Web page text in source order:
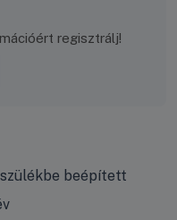
regisztrálj!
beépített